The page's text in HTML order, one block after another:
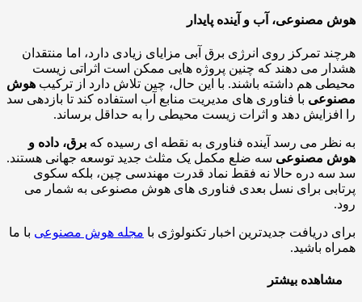
مصنوعی، آب و آینده پایدار
تمرکز روی انرژی برق آبی مزایای زیادی دارد، اما منتقدان
می دهند که چنین پروژه هایی ممکن است اثراتی زیست
هم داشته باشند. با این حال، چین تلاش دارد از ترکیبهوش
با فناوری های مدیریت منابع آب استفاده کند تا بازدهی سد
دهد و اثرات زیست محیطی را به حداقل برساند.
می رسد آینده فناوری به نقطه ای رسیده کهبرق، داده و
مصنوعیسه ضلع مکمل یک مثلث جدید توسعه جهانی هستند.
دره حالا نه فقط نماد قدرت مهندسی چین، بلکه سکوی
برای نسل بعدی فناوری های هوش مصنوعی به شمار می
دریافت جدیدترین اخبار تکنولوژی با مجله هوش مصنوعیبا ما
باشید.
بیشتر